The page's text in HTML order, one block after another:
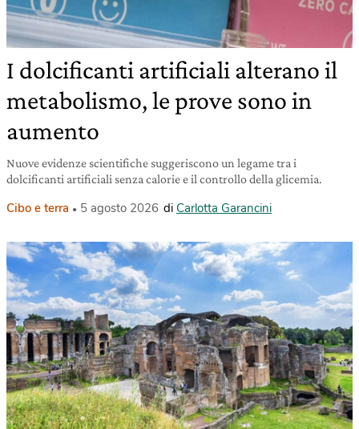
I dolcificanti artificiali alterano il
metabolismo, le prove sono in
aumento
Nuove evidenze scientifiche suggeriscono un legame tra i
dolcificanti artificiali senza calorie e il controllo della glicemia.
Cibo e terra 5 agosto 2026 di Carlotta Garancini